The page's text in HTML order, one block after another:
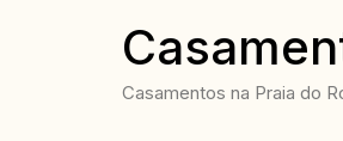
Casamentos na Praia do